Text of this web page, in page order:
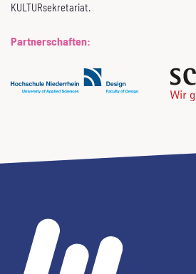
KULTURsekretariat.
Partnerschaften: